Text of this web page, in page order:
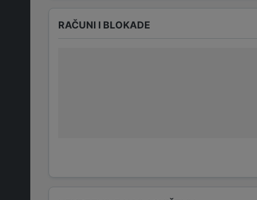
RAČUNI I BLOKADE